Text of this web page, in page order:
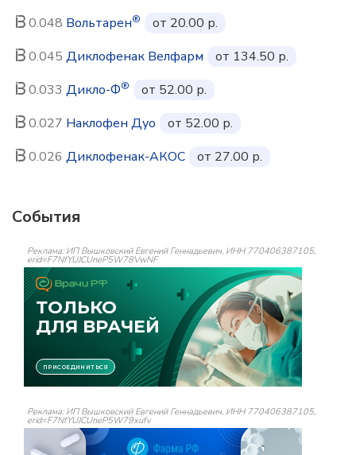
0.048 Вольтарен®
от 20.00 р.
0.045 Диклофенак Велфарм
от 134.50 р.
0.033 Дикло-Ф®
от 52.00 р.
0.027 Наклофен Дуо
от 52.00 р.
0.026 Диклофенак-АКОС от 27.00 р.
События
Реклама: ИП Вышковский Евгений Геннадьевич, ИНН 770406387105,
erid=F7NfYUJCUneP5W78VwNF
Реклама: ИП Вышковский Евгений Геннадьевич, ИНН 770406387105,
erid=F7NfYUJCUneP5W79xufv